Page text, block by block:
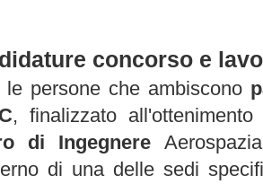
concorso e
le persone che ambiscono
, finalizzato
di Ingegnere
di una delle sedi